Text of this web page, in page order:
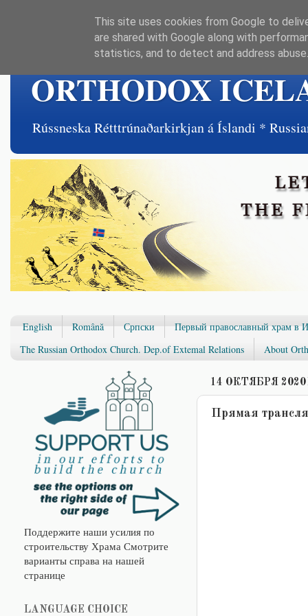
ORTHODOX
Rússneska Rétttrúnaðarkirkjan á Íslandi *
English Română Српски
Первый православный храм в
The Russian Orthodox Church. Dep.of Extemal Relations
About
14 ОКТЯБРЯ 2020
Прямая
Поддержите наши усилия по
строительству Храма Смотрите
варианты справа на нашей
странице
LANGUAGE CHOICE
This site uses cookies from Google to
are shared with Google along with
statistics, and to detect and address abuse.